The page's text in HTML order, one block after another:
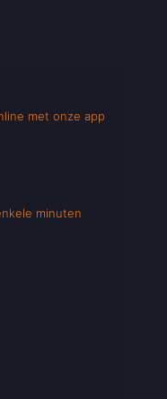
met onze app
minuten